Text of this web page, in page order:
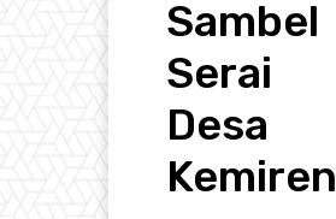
Sambel
Serai
Desa
Kemiren